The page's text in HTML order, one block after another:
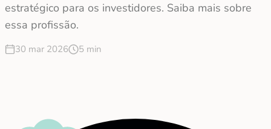
estratégico para os investidores. Saiba mais sobre
essa profissão.
30 mar 2026 5 min